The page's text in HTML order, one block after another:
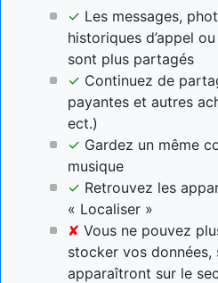
✓ Les messages,
historiques d’appel
sont plus partagés
✓ Continuez de
payantes et autres
ect.)
✓ Gardez un même
musique
✓ Retrouvez les
« Localiser »
✘ Vous ne pouvez
stocker vos données,
apparaîtront sur le